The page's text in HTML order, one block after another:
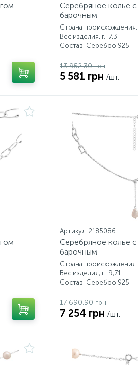
Серебряное колье
барочным
Страна происхождения:
Вес изделия, г.: 7,3
Состав: Серебро 925
13 952.30 грн
5 581 грн /шт.
Артикул: 2185086
Серебряное колье
барочным
Страна происхождения:
Вес изделия, г.: 9,71
Состав: Серебро 925
17 690.90 грн
7 254 грн /шт.